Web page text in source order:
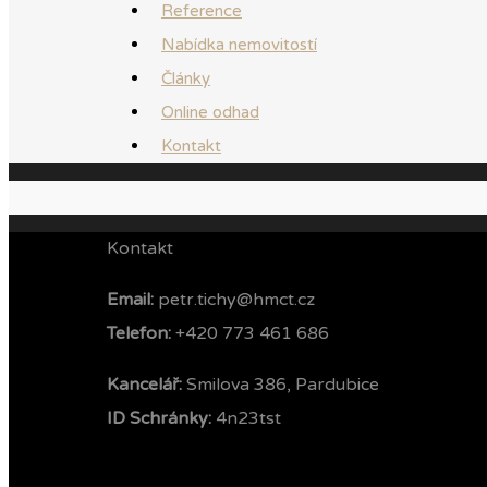
Reference
Nabídka nemovitostí
Články
Online odhad
Kontakt
Kontakt
Email: petr.tichy@hmct.cz
Telefon: ‭ +420 773 461 686‬
Kancelář: Smilova 386, Pardubice
ID Schránky: 4n23tst